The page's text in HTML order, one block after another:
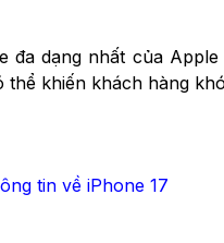
dạng nhất của
khiến khách hàng
tin về iPhone 17